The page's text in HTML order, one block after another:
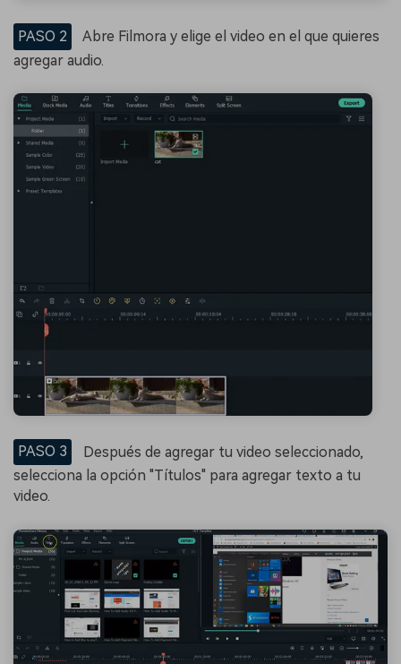
PASO 2
Abre Filmora y elige el video en el que quieres
agregar audio.
PASO 3
Después de agregar tu video seleccionado,
selecciona la opción "Títulos" para agregar texto a tu
video.